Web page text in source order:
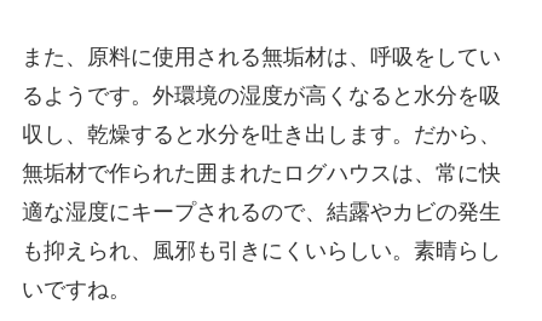
また、原料に使用される無垢材は、呼吸をしてい
るようです。外環境の湿度が高くなると水分を吸
収し、乾燥すると水分を吐き出します。だから、
無垢材で作られた囲まれたログハウスは、常に快
適な湿度にキープされるので、結露やカビの発生
も抑えられ、風邪も引きにくいらしい。素晴らし
いですね。